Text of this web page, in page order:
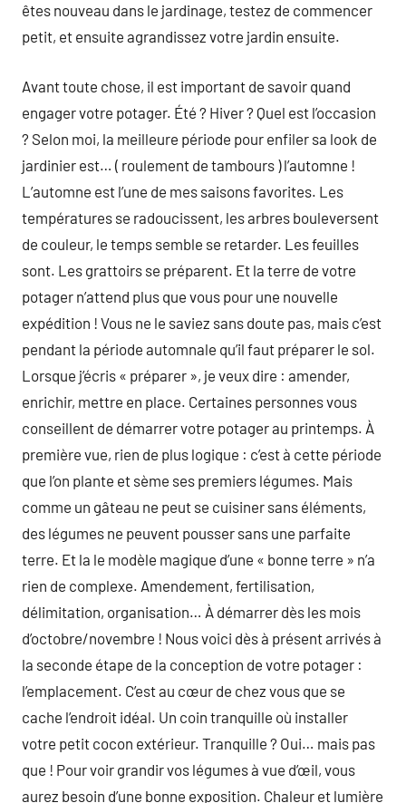
êtes nouveau dans le jardinage, testez de commencer
petit, et ensuite agrandissez votre jardin ensuite.
Avant toute chose, il est important de savoir quand
engager votre potager. Été ? Hiver ? Quel est l’occasion
? Selon moi, la meilleure période pour enfiler sa look de
jardinier est… ( roulement de tambours ) l’automne !
L’automne est l’une de mes saisons favorites. Les
températures se radoucissent, les arbres bouleversent
de couleur, le temps semble se retarder. Les feuilles
sont. Les grattoirs se préparent. Et la terre de votre
potager n’attend plus que vous pour une nouvelle
expédition ! Vous ne le saviez sans doute pas, mais c’est
pendant la période automnale qu’il faut préparer le sol.
Lorsque j’écris « préparer », je veux dire : amender,
enrichir, mettre en place. Certaines personnes vous
conseillent de démarrer votre potager au printemps. À
première vue, rien de plus logique : c’est à cette période
que l’on plante et sème ses premiers légumes. Mais
comme un gâteau ne peut se cuisiner sans éléments,
des légumes ne peuvent pousser sans une parfaite
terre. Et la le modèle magique d’une « bonne terre » n’a
rien de complexe. Amendement, fertilisation,
délimitation, organisation… À démarrer dès les mois
d’octobre/novembre ! Nous voici dès à présent arrivés à
la seconde étape de la conception de votre potager :
l’emplacement. C’est au cœur de chez vous que se
cache l’endroit idéal. Un coin tranquille où installer
votre petit cocon extérieur. Tranquille ? Oui… mais pas
que ! Pour voir grandir vos légumes à vue d’œil, vous
aurez besoin d’une bonne exposition. Chaleur et lumière